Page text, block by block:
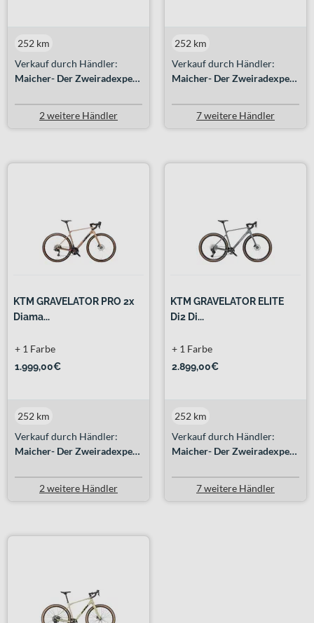
Verkauf durch Händler:
Maicher- Der Zweiradexperte GmbH
252 km
2 weitere Händler
Verkauf durch Händler:
Maicher- Der Zweiradexperte GmbH
252 km
7 weitere Händler
KTM GRAVELATOR PRO 2x
Diama...
1.999,00€
+ 1 Farbe
Verkauf durch Händler:
Maicher- Der Zweiradexperte GmbH
252 km
2 weitere Händler
KTM GRAVELATOR ELITE
Di2 Di...
2.899,00€
+ 1 Farbe
Verkauf durch Händler:
Maicher- Der Zweiradexperte GmbH
252 km
7 weitere Händler